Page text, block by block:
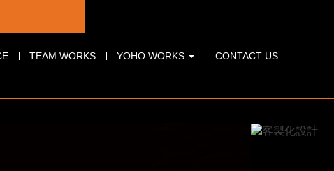
TEAM WORKS YOHO WORKS CONTACT US